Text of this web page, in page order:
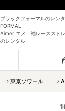
ブラックフォーマルのレン
FORMAL
Aimer エメ 袖レーススト
のレンタル
東京ソワール